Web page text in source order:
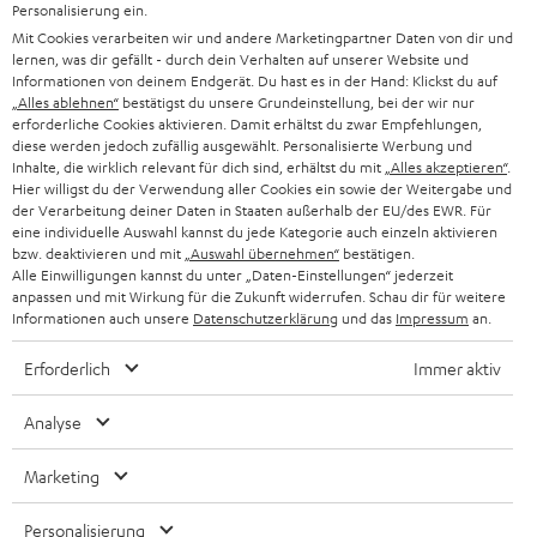
n
g
STEREO
SMART HOME
BLUETOOTH-LAUTSPRECHER
KOPFHÖRER
BLUETOOTH-KOPFHÖRER
STEREOANLAGEN
PRESSE & MARKETING
GESCHÄFTSKUNDEN
PARTNERPROGRAMM
BLOG
NEWSLETTER
STORES
DEINE VORTEILE BEI TEUFEL
TEUFEL STORY
UNSER MANAGEMENT
NACHHALTIGKEIT
DEUTSCHLAND
ÖSTERREICH
SCHWEIZ
NIEDERLANDE
BELGIEN
FRANKREICH
SPANIEN
Personalisierung ein.
Mit Cookies verarbeiten wir und andere Marketingpartner Daten von dir und
lernen, was dir gefällt - durch dein Verhalten auf unserer Website und
Informationen von deinem Endgerät. Du hast es in der Hand: Klickst du auf
„Alles ablehnen“ bestätigst du unsere Grundeinstellung, bei der wir nur
erforderliche Cookies aktivieren. Damit erhältst du zwar Empfehlungen,
diese werden jedoch zufällig ausgewählt. Personalisierte Werbung und
Inhalte, die wirklich relevant für dich sind, erhältst du mit „Alles akzeptieren“.
Hier willigst du der Verwendung aller Cookies ein sowie der Weitergabe und
der Verarbeitung deiner Daten in Staaten außerhalb der EU/des EWR. Für
eine individuelle Auswahl kannst du jede Kategorie auch einzeln aktivieren
bzw. deaktivieren und mit „Auswahl übernehmen“ bestätigen.
Alle Einwilligungen kannst du unter „Daten-Einstellungen“ jederzeit
anpassen und mit Wirkung für die Zukunft widerrufen. Schau dir für weitere
Informationen auch unsere Datenschutzerklärung und das Impressum an.
Erforderlich Immer aktiv
Analyse
Marketing
Personalisierung